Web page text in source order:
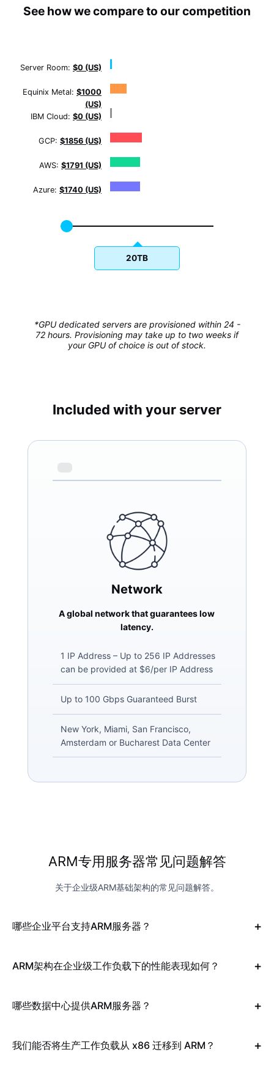
See how we compare to our competition
Server Room: $0 (US)
Equinix Metal: $1000
(US)
IBM Cloud: $0 (US)
GCP: $1856 (US)
AWS: $1791 (US)
Azure: $1740 (US)
20TB
*GPU dedicated servers are provisioned within 24 -
72 hours. Provisioning may take up to two weeks if
your GPU of choice is out of stock.
Included with your server
Network
A global network that guarantees low
latency.
1 IP Address – Up to 256 IP Addresses
can be provided at $6/per IP Address
Up to 100 Gbps Guaranteed Burst
New York, Miami, San Francisco,
Amsterdam or Bucharest Data Center
ARM专用服务器常见问题解答
关于企业级ARM基础架构的常见问题解答。
哪些企业平台支持ARM服务器？
ARM架构在企业级工作负载下的性能表现如何？
哪些数据中心提供ARM服务器？
我们能否将生产工作负载从 x86 迁移到 ARM？